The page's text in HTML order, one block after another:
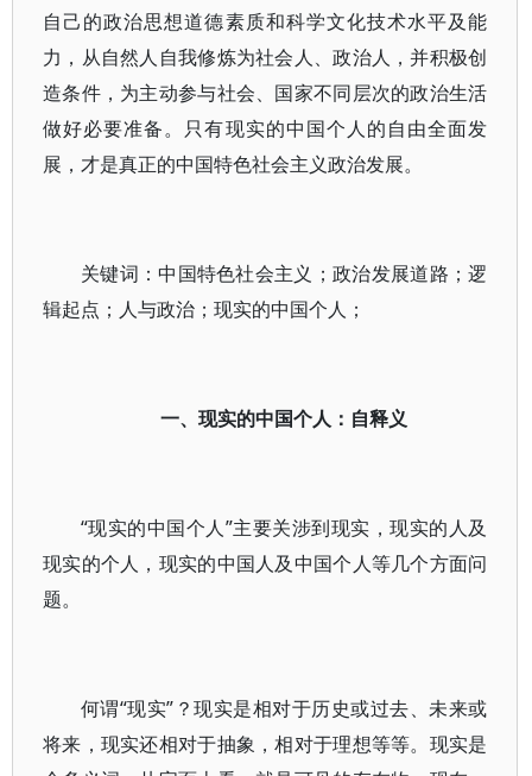
自己的政治思想道德素质和科学文化技术水平及能
力，从自然人自我修炼为社会人、政治人，并积极创
造条件，为主动参与社会、国家不同层次的政治生活
做好必要准备。只有现实的中国个人的自由全面发
展，才是真正的中国特色社会主义政治发展。
关键词：中国特色社会主义；政治发展道路；逻
辑起点；人与政治；现实的中国个人；
一、现实的中国个人：自释义
“现实的中国个人”主要关涉到现实，现实的人及
现实的个人，现实的中国人及中国个人等几个方面问
题。
何谓“现实”？现实是相对于历史或过去、未来或
将来，现实还相对于抽象，相对于理想等等。现实是